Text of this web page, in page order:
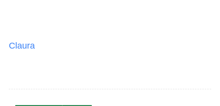
Claura